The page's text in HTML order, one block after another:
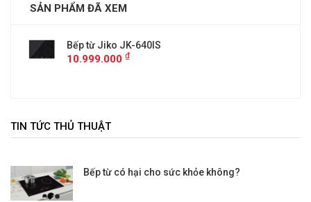
SẢN PHẨM ĐÃ XEM
Bếp từ Jiko JK-640IS
10.999.000 ₫
TIN TỨC THỦ THUẬT
Bếp từ có hại cho sức khỏe không?